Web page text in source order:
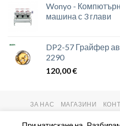
Wonyo -
машина с 3 глави
DP2-57 Грайфер
2290
120,00€
ЗА НАС МАГАЗИНИ